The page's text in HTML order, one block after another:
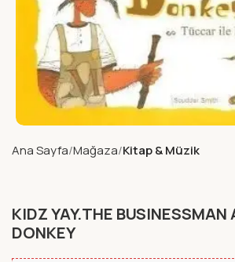
Ana Sayfa Mağaza Kitap & Müzik
KIDZ YAY.THE BUSINESSMAN
DONKEY